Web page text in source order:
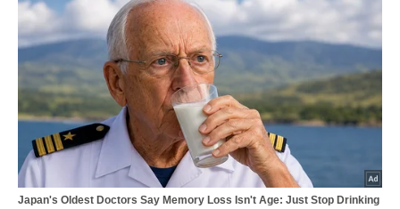
Japan's Oldest Doctors Say Memory Loss Isn't Age: Just Stop Drinking